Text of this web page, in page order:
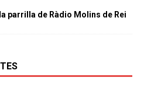
parrilla de Ràdio Molins de Rei